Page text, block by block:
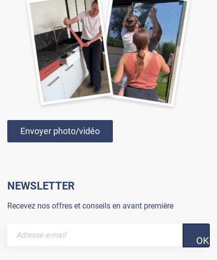
Envoyer photo/vidéo
NEWSLETTER
Recevez nos offres et conseils en avant première
OK